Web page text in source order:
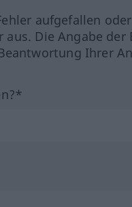
aufgefallen
aus. Die Angabe
Ihrer